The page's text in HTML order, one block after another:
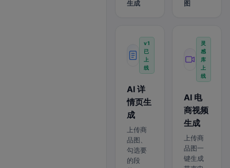
生成
图
v1
已
上
线
AI 详
情页生
成
上传商
品图、
勾选要
的段
灵
感
库
上
线
AI 电
商视频
生成
上传商
品图一
键生成